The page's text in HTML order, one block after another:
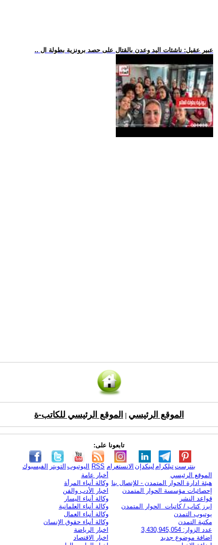
.. عبير عقيل: ناشئات اليد وعدن بالقتال على حصد برونزية بطولة ال
الموقع الرئيسي الموقع الرئيسي للكاتب-ة
تابعونا على:
الفيسبوك التويتر اليوتيوب RSS الانستغرام لينكدإن تيلكرامبنترست
الموقع الرئيسي
هيئة ادارة الحوار المتمدن - للإتصال بنا
إحصائيات مؤسسة الحوار المتمدن
قواعد النشر
ابرز كتاب / كاتبات الحوار المتمدن
يوتيوب التمدن
مكتبة التمدن
عدد الزوار: 3,430,945,054
اضافة موضوع جديد
أخبار عامة
وكالة أنباء المرأة
اخبار الأدب والفن
وكالة أنباء اليسار
وكالة أنباء العلمانية
وكالة أنباء العمال
وكالة أنباء حقوق الإنسان
اخبار الرياضة
اخبار الاقتصاد